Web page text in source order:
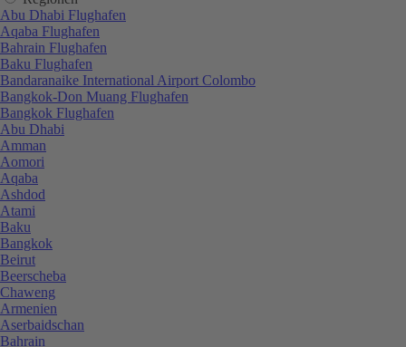
Abu Dhabi Flughafen
Aqaba Flughafen
Bahrain Flughafen
Baku Flughafen
Bandaranaike International Airport Colombo
Bangkok-Don Muang Flughafen
Bangkok Flughafen
Abu Dhabi
Amman
Aomori
Aqaba
Ashdod
Atami
Baku
Bangkok
Beirut
Beerscheba
Chaweng
Armenien
Aserbaidschan
Bahrain